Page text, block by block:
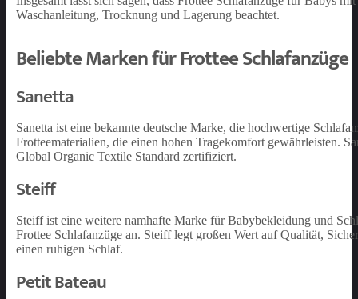
Waschanleitung, Trocknung und Lagerung beachtet.
Beliebte Marken für Frottee Schlafanzüge
Sanetta
Sanetta ist eine bekannte deutsche Marke, die hochwertige
Frotteematerialien, die einen hohen Tragekomfort gewährleisten.
Global Organic Textile Standard zertifiziert.
Steiff
Steiff ist eine weitere namhafte Marke für Babybekleidung und
Frottee Schlafanzüge an. Steiff legt großen Wert auf Qualität,
einen ruhigen Schlaf.
Petit Bateau